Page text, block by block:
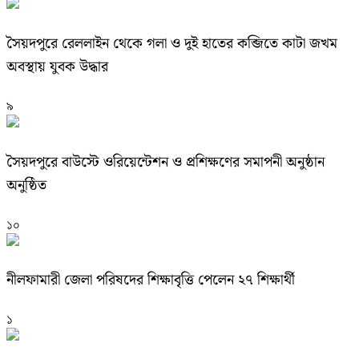
সৈয়দপুরে রেললাইন থেকে গলা ও দুই হাতের কব্জিতে কাটা জখম
অবস্থায় যুবক উদ্ধার
৯
সৈয়দপুরে বাউস্টে ওরিয়েন্টেশন ও প্রশিক্ষণের সমাপনী অনুষ্ঠান
অনুষ্ঠিত
১০
নীলফামারী জেলা পরিষদের শিক্ষাবৃত্তি পেলেন ২৭ শিক্ষার্থী
১